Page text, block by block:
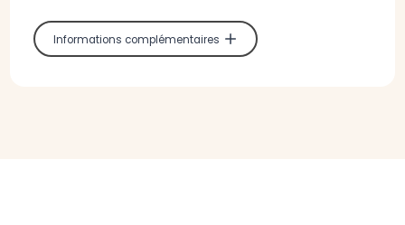
Informations complémentaires